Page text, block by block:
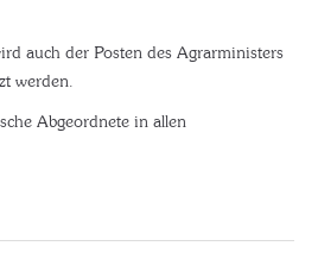
auch der Posten des Agrarministers
werden.
Abgeordnete in allen